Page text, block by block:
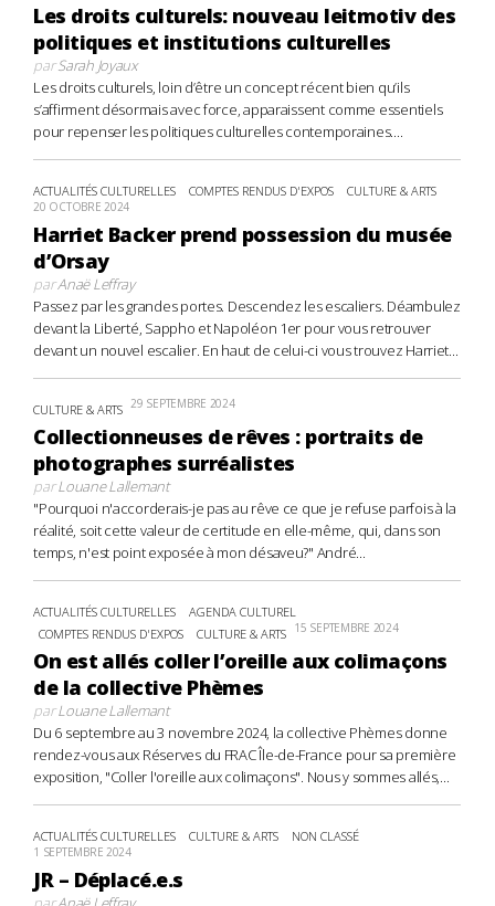
Les droits culturels: nouveau leitmotiv des
politiques et institutions culturelles
parSarah Joyaux
Les droits culturels, loin d’être un concept récent bien qu’ils
s’affirment désormais avec force, apparaissent comme essentiels
pour repenser les politiques culturelles contemporaines....
ACTUALITÉS CULTURELLES COMPTES RENDUS D'EXPOS CULTURE & ARTS
20 OCTOBRE 2024
Harriet Backer prend possession du musée
d’Orsay
parAnaë Leffray
Passez par les grandes portes. Descendez les escaliers. Déambulez
devant la Liberté, Sappho et Napoléon 1er pour vous retrouver
devant un nouvel escalier. En haut de celui-ci vous trouvez Harriet...
CULTURE & ARTS 29 SEPTEMBRE 2024
Collectionneuses de rêves : portraits de
photographes surréalistes
parLouane Lallemant
"Pourquoi n'accorderais-je pas au rêve ce que je refuse parfois à la
réalité, soit cette valeur de certitude en elle-même, qui, dans son
temps, n'est point exposée à mon désaveu?" André...
ACTUALITÉS CULTURELLES
AGENDA CULTUREL
COMPTES RENDUS D'EXPOS
CULTURE & ARTS 15 SEPTEMBRE 2024
On est allés coller l’oreille aux colimaçons
de la collective Phèmes
parLouane Lallemant
Du 6 septembre au 3 novembre 2024, la collective Phèmes donne
rendez-vous aux Réserves du FRAC Île-de-France pour sa première
exposition, "Coller l'oreille aux colimaçons". Nous y sommes allés,...
ACTUALITÉS CULTURELLES CULTURE & ARTS NON CLASSÉ
1 SEPTEMBRE 2024
JR – Déplacé.e.s